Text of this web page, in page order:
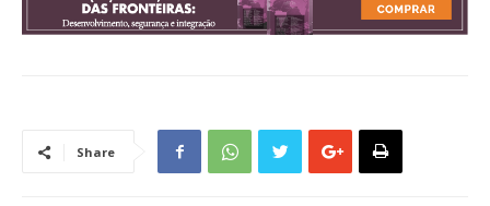
Share